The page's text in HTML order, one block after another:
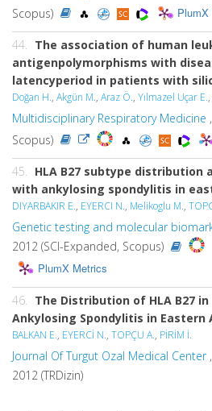
Scopus)
44.
The association of human
antigenpolymorphisms with
latencyperiod in patients with
Doğan H., Akgün M., Araz Ö., Yılmazel Uçar E.,
Multidisciplinary Respiratory Medicine
Scopus)
45.
HLA B27 subtype distribution
with ankylosing spondylitis in
DIYARBAKIR E., EYERCI N., Melikoglu M.,
Genetic testing and molecular
2012 (SCI-Expanded, Scopus)
PlumX Metrics
46. The Distribution of HLA B27
Ankylosing Spondylitis in Eastern
BALKAN E., EYERCİ N., TOPÇU A., PİRİM İ.
Journal Of Turgut Ozal Medical Center,
2012 (TRDizin)